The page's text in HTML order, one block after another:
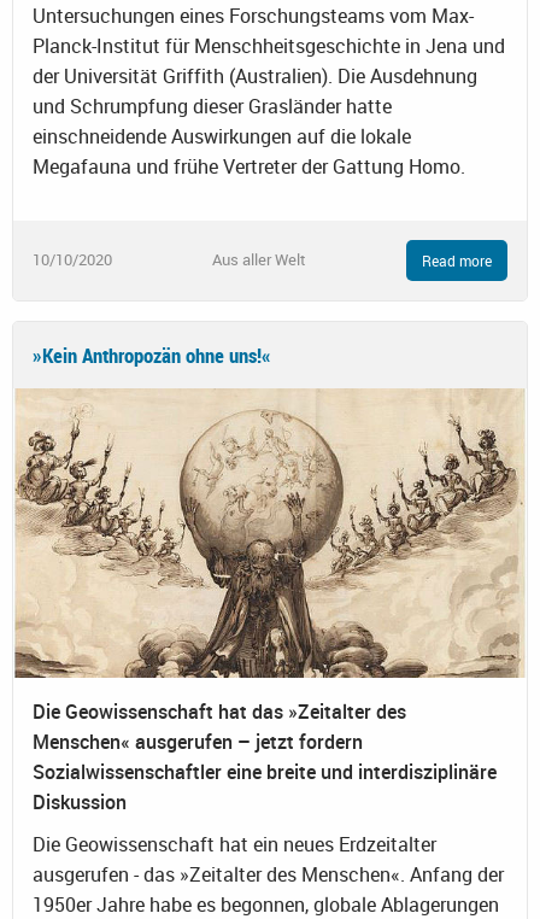
Untersuchungen eines Forschungsteams vom Max-
Planck-Institut für Menschheitsgeschichte in Jena und
der Universität Griffith (Australien). Die Ausdehnung
und Schrumpfung dieser Grasländer hatte
einschneidende Auswirkungen auf die lokale
Megafauna und frühe Vertreter der Gattung Homo.
10/10/2020 Aus aller Welt Read more
»Kein Anthropozän ohne uns!«
Die Geowissenschaft hat das »Zeitalter des
Menschen« ausgerufen – jetzt fordern
Sozialwissenschaftler eine breite und interdisziplinäre
Diskussion
Die Geowissenschaft hat ein neues Erdzeitalter
ausgerufen - das »Zeitalter des Menschen«. Anfang der
1950er Jahre habe es begonnen, globale Ablagerungen